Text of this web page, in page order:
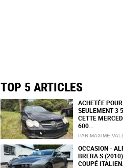
TOP 5 ARTICLES
ACHETÉE POUR
SEULEMENT 3
CETTE
600...
PAR MAXIME
OCCASION -
BRERA S
COUPÉ ITALIEN...